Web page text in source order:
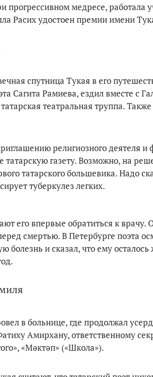
прогрессивном медресе, работала
Расих удостоен премии имени
спутница Тукая в его
Сагита Рамиева, ездил вместе с
театральная труппа.
религиозного деятеля
татарскую газету. Возможно, на
татарского большевика. Надо
туберкулез легких.
его впервые обратиться к врачу.
смертью. В Петербурге поэта
болезнь и сказал, что ему
в больнице, где продолжал
Амирхану, ответственному
«Мәктәп» («Школа»).